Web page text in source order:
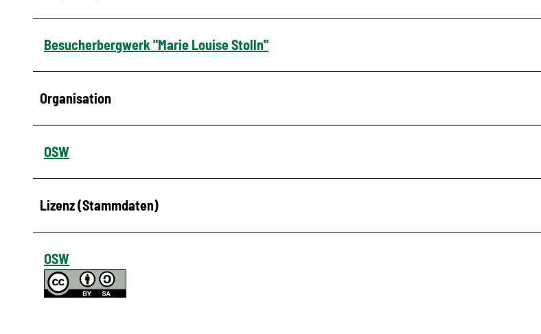
Besucherbergwerk "Marie Louise Stolln"
Organisation
OSW
Lizenz (Stammdaten)
OSW